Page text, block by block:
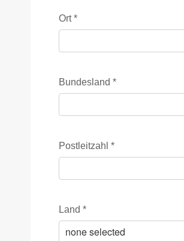
Ort*
Bundesland *
Postleitzahl *
Land *